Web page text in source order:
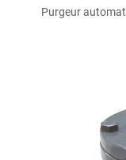
Purgeur